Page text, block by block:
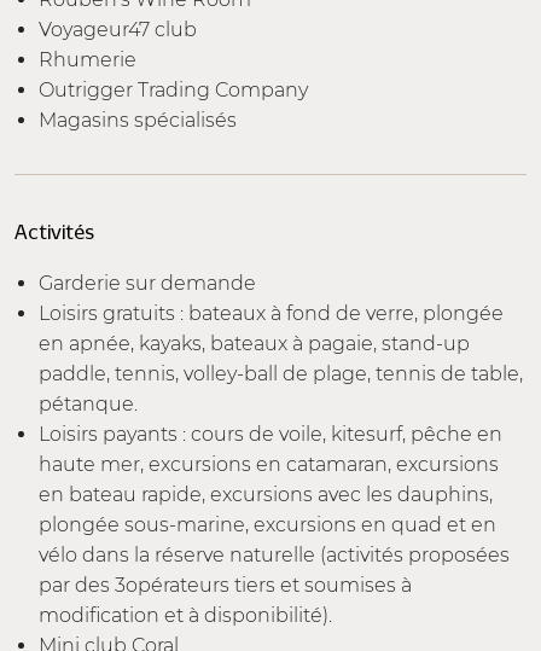
Voyageur47 club
Rhumerie
Outrigger Trading Company
Magasins spécialisés
Activités
Garderie sur demande
Loisirs gratuits : bateaux à fond de verre, plongée
en apnée, kayaks, bateaux à pagaie, stand-up
paddle, tennis, volley-ball de plage, tennis de table,
pétanque.
Loisirs payants : cours de voile, kitesurf, pêche en
haute mer, excursions en catamaran, excursions
en bateau rapide, excursions avec les dauphins,
plongée sous-marine, excursions en quad et en
vélo dans la réserve naturelle (activités proposées
par des 3opérateurs tiers et soumises à
modification et à disponibilité).
Mini club Coral